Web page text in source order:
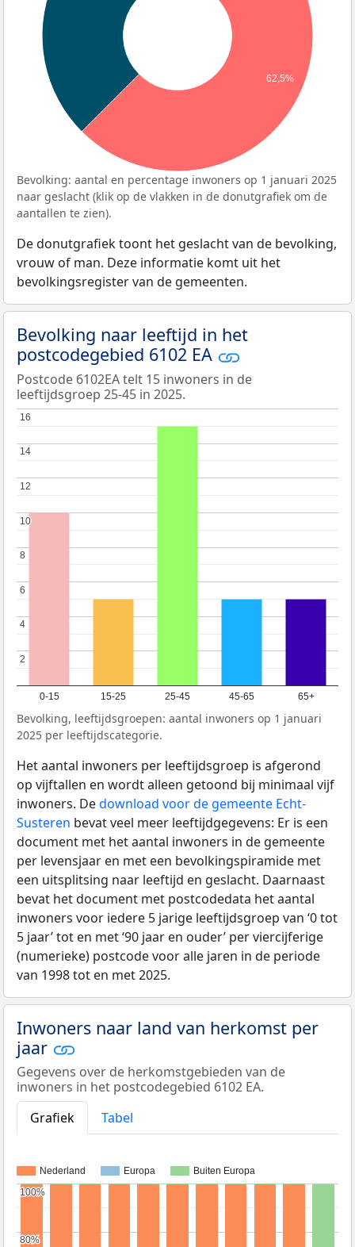
62,5%
Bevolking: aantal en percentage inwoners op 1 januari 2025
naar geslacht (klik op de vlakken in de donutgrafiek om de
aantallen te zien).
De donutgrafiek toont het geslacht van de bevolking,
vrouw of man. Deze informatie komt uit het
bevolkingsregister van de gemeenten.
Bevolking naar leeftijd in het
postcodegebied 6102 EA
Postcode 6102EA telt 15 inwoners in de
leeftijdsgroep 25-45 in 2025.
0-15 15-25 25-45 45-65 65+
2
2
4
4
6
6
8
8
10
10
12
12
14
14
16
16
Bevolking, leeftijdsgroepen: aantal inwoners op 1 januari
2025 per leeftijdscategorie.
Het aantal inwoners per leeftijdsgroep is afgerond
op vijftallen en wordt alleen getoond bij minimaal vijf
inwoners. Dedownload voor de gemeente Echt-
Susteren bevat veel meer leeftijdgegevens: Er is een
document met het aantal inwoners in de gemeente
per levensjaar en met een bevolkingspiramide met
een uitsplitsing naar leeftijd en geslacht. Daarnaast
bevat het document met postcodedata het aantal
inwoners voor iedere 5 jarige leeftijdsgroep van ‘0 tot
5 jaar’ tot en met ‘90 jaar en ouder’ per viercijferige
(numerieke) postcode voor alle jaren in de periode
van 1998 tot en met 2025.
Inwoners naar land van herkomst per
jaar
Gegevens over de herkomstgebieden van de
inwoners in het postcodegebied 6102 EA.
Grafiek
Tabel
Nederland Europa Buiten Europa
80%
80%
100%
100%